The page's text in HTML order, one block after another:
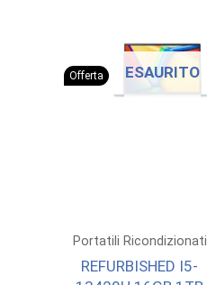
Offerta ESAURITO
Portatili Ricondizionati
REFURBISHED I5-